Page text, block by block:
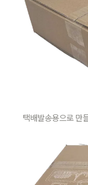
택배발송용으로 만